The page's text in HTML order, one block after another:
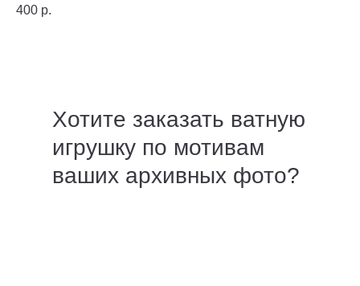
400 р.
Хотите заказать ватную
игрушку по мотивам
ваших архивных фото?